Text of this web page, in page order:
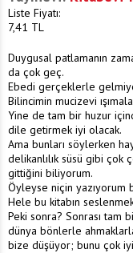
Liste Fiyatı:
7,41 TL
Duygusal patlamanın
da çok geç.
Ebedi gerçeklerle
Bilincimin mucizevi
Yine de tam bir huzur
dile getirmek iyi olacak.
Ama bunları söylerken
delikanlılık süsü gibi çok
gittiğini biliyorum.
Öyleyse niçin yazıyorum
Hele bu kitabın
Peki sonra? Sonrası tam
dünya bönlerle
bize düşüyor; bunu çok